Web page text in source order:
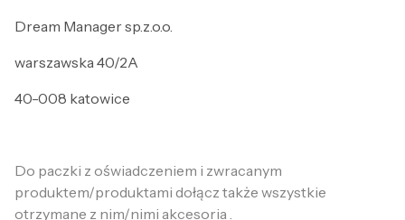
Dream Manager sp.z.o.o.
warszawska 40/2A
40-008 katowice
Do paczki z oświadczeniem i zwracanym
produktem/produktami dołącz także wszystkie
otrzymane z nim/nimi akcesoria .